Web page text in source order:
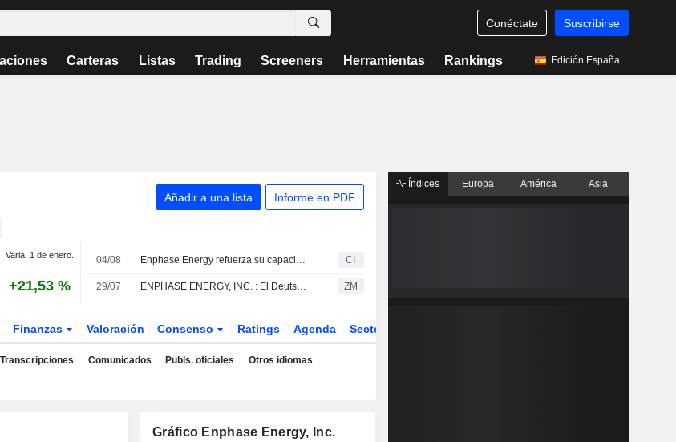
Conéctate Suscribirse
Carteras Listas Trading Screeners Herramientas Rankings Edición España
Añadir a una lista Informe en PDF
Varia. 1 de enero.
+21,53 %
04/08 Enphase Energy refuerza su capacidad de fabricación en EE. UU. para infraestructuras residenciales, comerciales y de IA CI
29/07 ENPHASE ENERGY, INC. : El Deutsche Bank Securities se mantiene neutral ZM
Finanzas Valoración Consenso Ratings Agenda Sector
Transcripciones Comunicados Publs. oficiales Otros idiomas
Gráfico Enphase Energy, Inc.
Índices Europa América Asia